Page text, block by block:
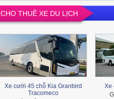
CHO THUÊ XE DU LỊCH
Xe cưới 45 chỗ Kia Granbird
Tracomeco
Xe